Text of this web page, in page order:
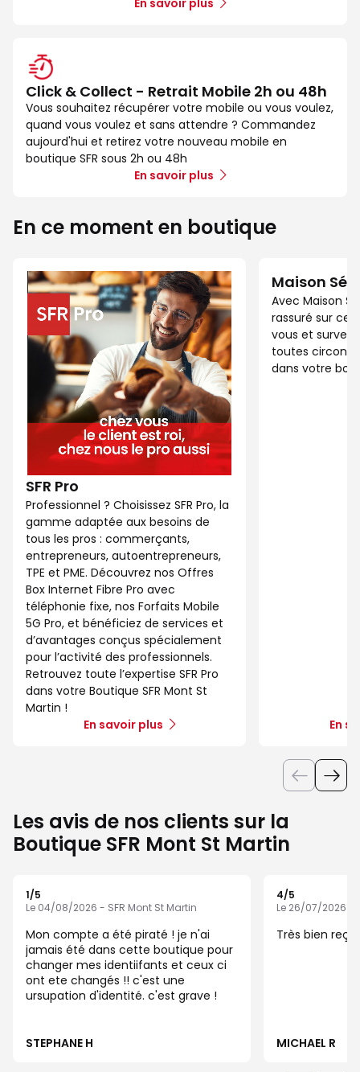
En savoir plus
Click & Collect - Retrait Mobile 2h ou 48h
Vous souhaitez récupérer votre mobile ou vous voulez,
quand vous voulez et sans attendre ? Commandez
aujourd'hui et retirez votre nouveau mobile en
boutique SFR sous 2h ou 48h
En savoir plus
En ce moment en boutique
SFR Pro
Professionnel ? Choisissez SFR Pro, la
gamme adaptée aux besoins de
tous les pros : commerçants,
entrepreneurs, autoentrepreneurs,
TPE et PME. Découvrez nos Offres
Box Internet Fibre Pro avec
téléphonie fixe, nos Forfaits Mobile
5G Pro, et bénéficiez de services et
d’avantages conçus spécialement
pour l’activité des professionnels.
Retrouvez toute l’expertise SFR Pro
dans votre Boutique SFR Mont St
Martin !
En savoir plus
Maison
Avec Maison
rassuré sur ce
vous et
toutes
dans votre
En
Les avis de nos clients sur la
Boutique SFR Mont St Martin
1/5
Le 04/08/2026 - SFR Mont St Martin
Mon compte a été piraté ! je n'ai
jamais été dans cette boutique pour
changer mes identiifants et ceux ci
ont ete changés !! c'est une
ursupation d'identité. c'est grave !
STEPHANE H
4/5
Le 26/07/2026 -
Très bien reçu
MICHAEL R